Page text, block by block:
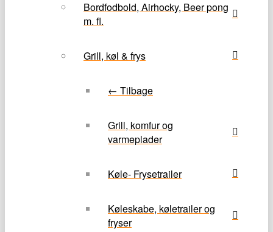
Bordfodbold, Airhocky, Beer pong
m. fl.
Grill, køl & frys
← Tilbage
Grill, komfur og
varmeplader
Køle- Frysetrailer
Køleskabe, køletrailer og
fryser